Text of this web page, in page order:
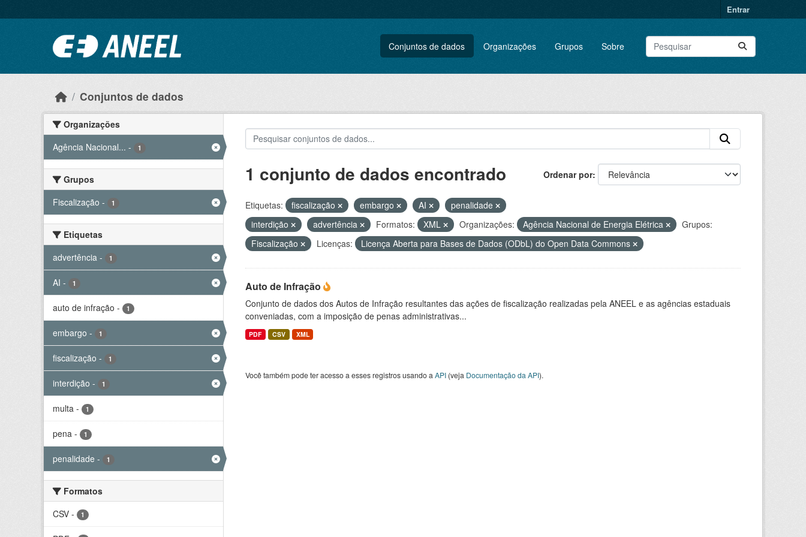
Entrar
Conjuntos de dados Organizações Grupos Sobre
Conjuntos de dados
Organizações
Agência Nacional... - 1
Grupos
Fiscalização - 1
Etiquetas
advertência - 1
AI - 1
auto de infração - 1
embargo - 1
fiscalização - 1
interdição - 1
multa - 1
pena - 1
penalidade - 1
Formatos
CSV - 1
Ordenar por
1 conjunto de dados encontrado
Etiquetas: fiscalização embargo AI
penalidade
interdição
advertência Formatos: XML Organizações: Agência Nacional de Energia Elétrica
Grupos:
Fiscalização
Licenças: Licença Aberta para Bases de Dados (ODbL) do Open Data Commons
Auto de Infração
Conjunto de dados dos Autos de Infração resultantes das ações de fiscalização realizadas pela ANEEL e as agências estaduais
conveniadas, com a imposição de penas administrativas...
PDF CSV XML
Você também pode ter acesso a esses registros usando a API(veja Documentação da API).